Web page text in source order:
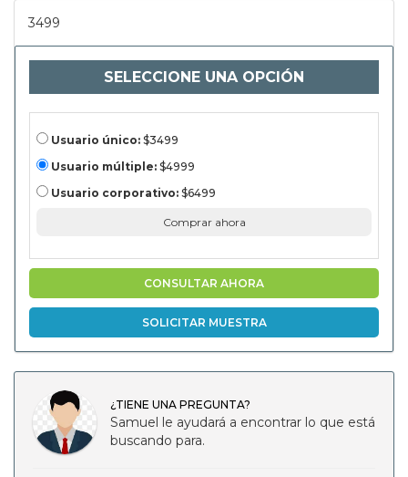
3499
SELECCIONE UNA OPCIÓN
Usuario único: $3499
Usuario múltiple: $4999
Usuario corporativo: $6499
Comprar ahora
CONSULTAR AHORA
SOLICITAR MUESTRA
¿TIENE UNA PREGUNTA?
Samuel le ayudará a encontrar lo que está
buscando para.